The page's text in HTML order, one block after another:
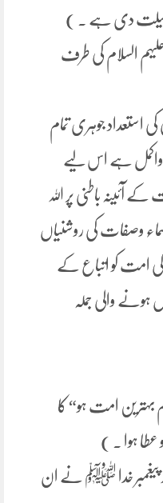
فضیلت دی ہے ۔ )
السلام کی طرف
استعداد جوہری تمام
واکمل ہے اس لیے
باطنی پر اللہ
وصفات کی روشنیاں
امت کو اتباع کے
والی جملہ
أُمَّةٍ ( آل عمران : 110 ) تم بہترین امت ہو“ کا
ہوا ۔ )
پیغمبر خدا ﷺ نے ان